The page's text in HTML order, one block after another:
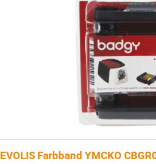
EVOLIS Farbband YMCKO